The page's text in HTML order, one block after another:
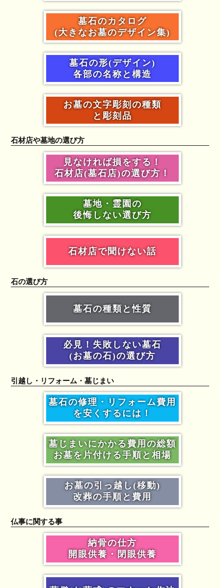
墓石のカタログ
(大きなお墓のデザイン集)
墓石の形(デザイン)
各部の名称と構造
お墓の文字彫刻の種類
と彫刻品
石材店や墓地の選び方
見なければ損をする！
石材店(墓石店)の選び方！
墓地・霊園の
後悔しない選び方
石材店で聞けない話
石の選び方
墓石の種類と性質
必見！失敗しない墓石
(お墓の石)の選び方
引越し・リフォーム・墓じまい
墓石の修理・リフォーム費用
を安くするには！
墓じまいにかかる費用の総額
お墓を片付ける手順と相場
お墓の引っ越し(移動)
改葬の手順と費用
仏事に関する事
納骨の仕方
開眼供養・閉眼供養